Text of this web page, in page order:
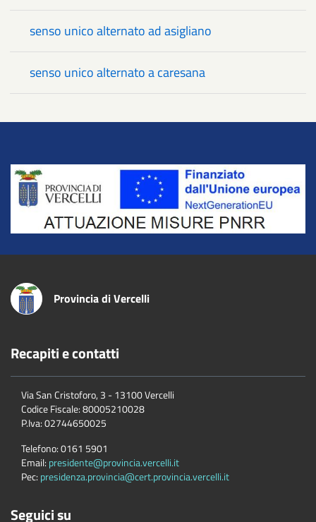
senso unico alternato ad asigliano
senso unico alternato a caresana
Title
Provincia di Vercelli
Recapiti e contatti
Via San Cristoforo, 3 - 13100 Vercelli
Codice Fiscale:80005210028
P.Iva:02744650025
Telefono:0161 5901
Email: presidente@provincia.vercelli.it
Pec: presidenza.provincia@cert.provincia.vercelli.it
Seguici su